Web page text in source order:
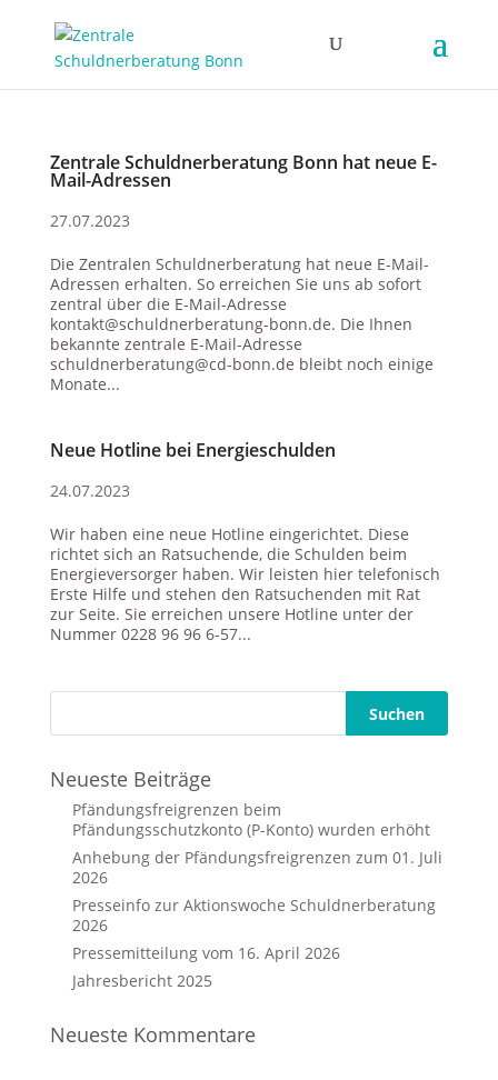
Zentrale Schuldnerberatung Bonn hat neue E-
Mail-Adressen
27.07.2023
Die Zentralen Schuldnerberatung hat neue E-Mail-
Adressen erhalten. So erreichen Sie uns ab sofort
zentral über die E-Mail-Adresse
kontakt@schuldnerberatung-bonn.de. Die Ihnen
bekannte zentrale E-Mail-Adresse
schuldnerberatung@cd-bonn.de bleibt noch einige
Monate...
Neue Hotline bei Energieschulden
24.07.2023
Wir haben eine neue Hotline eingerichtet. Diese
richtet sich an Ratsuchende, die Schulden beim
Energieversorger haben. Wir leisten hier telefonisch
Erste Hilfe und stehen den Ratsuchenden mit Rat
zur Seite. Sie erreichen unsere Hotline unter der
Nummer 0228 96 96 6-57...
Neueste Beiträge
Pfändungsfreigrenzen beim
Pfändungsschutzkonto (P-Konto) wurden erhöht
Anhebung der Pfändungsfreigrenzen zum 01. Juli
2026
Presseinfo zur Aktionswoche Schuldnerberatung
2026
Pressemitteilung vom 16. April 2026
Jahresbericht 2025
Neueste Kommentare